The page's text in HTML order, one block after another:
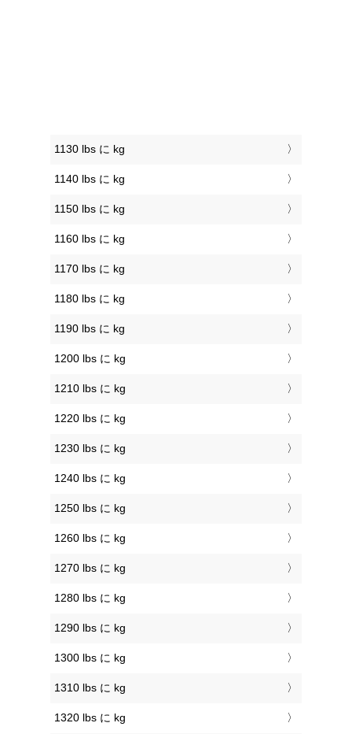
1130 lbs に kg
1140 lbs に kg
1150 lbs に kg
1160 lbs に kg
1170 lbs に kg
1180 lbs に kg
1190 lbs に kg
1200 lbs に kg
1210 lbs に kg
1220 lbs に kg
1230 lbs に kg
1240 lbs に kg
1250 lbs に kg
1260 lbs に kg
1270 lbs に kg
1280 lbs に kg
1290 lbs に kg
1300 lbs に kg
1310 lbs に kg
1320 lbs に kg